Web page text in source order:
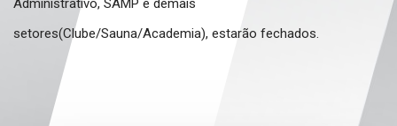
Administrativo, SAMP e demais
setores(Clube/Sauna/Academia), estarão fechados.